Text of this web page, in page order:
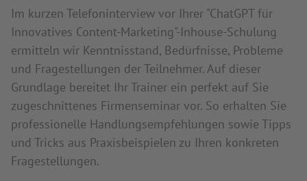
Im kurzen Telefoninterview vor Ihrer "ChatGPT für
Innovatives Content-Marketing"-Inhouse-Schulung
ermitteln wir Kenntnisstand, Bedürfnisse, Probleme
und Fragestellungen der Teilnehmer. Auf dieser
Grundlage bereitet Ihr Trainer ein perfekt auf Sie
zugeschnittenes Firmenseminar vor. So erhalten Sie
professionelle Handlungsempfehlungen sowie Tipps
und Tricks aus Praxisbeispielen zu Ihren konkreten
Fragestellungen.